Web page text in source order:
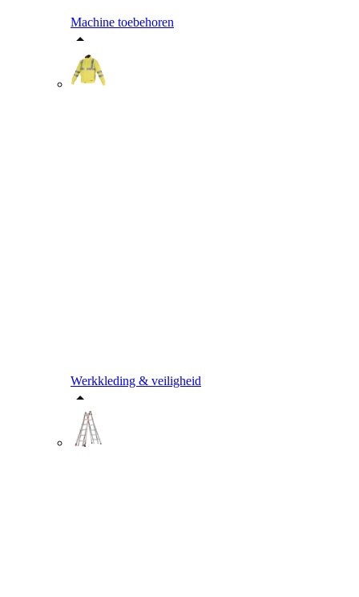
Machine toebehoren
Werkkleding & veiligheid